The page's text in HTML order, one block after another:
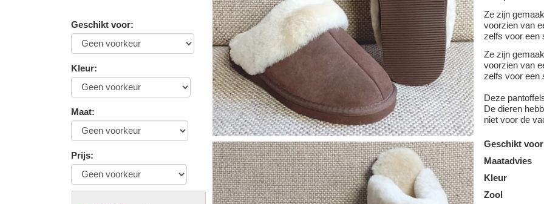
Geschikt voor:
Kleur:
Maat:
Prijs:
Ze zijn
voorzien van
zelfs voor een
Ze zijn
voorzien van
zelfs voor een
Deze
De dieren
niet voor de
Geschikt voor
Maatadvies
Kleur
Zool